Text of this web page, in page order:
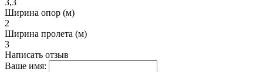
3,3
Ширина опор (м)
2
Ширина пролета (м)
3
Написать отзыв
Ваше имя: